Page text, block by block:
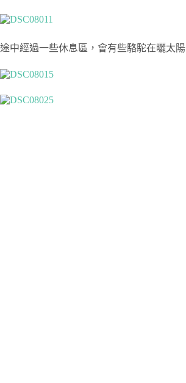
途中經過一些休息區，會有些駱駝在曬太陽